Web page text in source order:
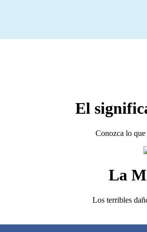
El
Conozca lo
La
Los terribles